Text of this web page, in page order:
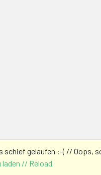
schief gelaufen :-( // Oops,
laden // Reload